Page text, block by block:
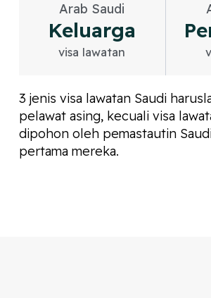
Arab Saudi
Keluarga
visa lawatan
3 jenis visa lawatan Saudi
pelawat asing, kecuali visa
dipohon oleh pemastautin
pertama mereka.